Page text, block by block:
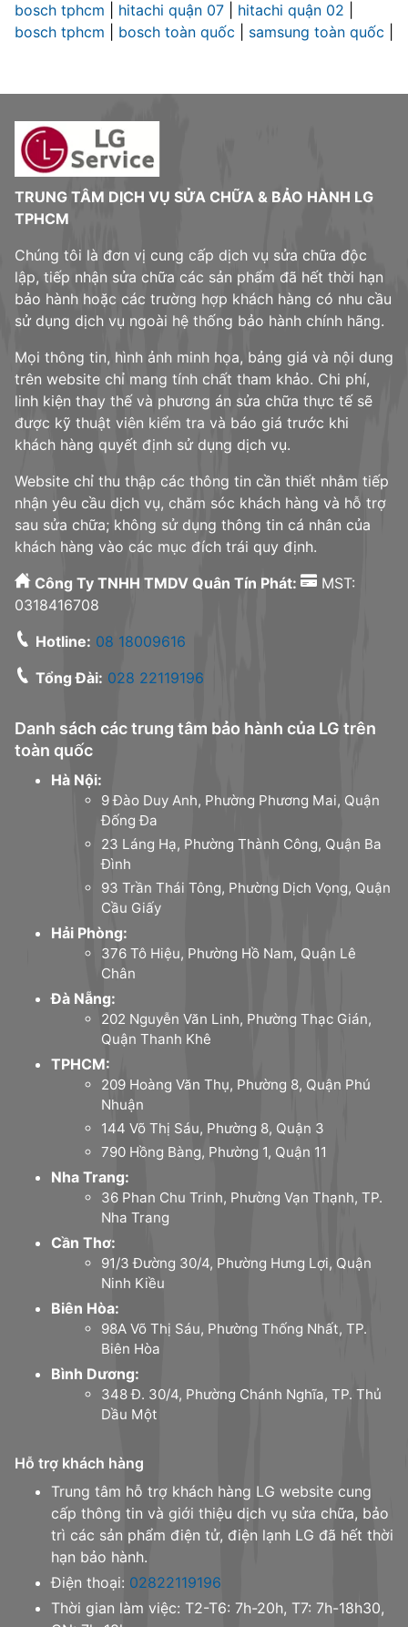
bosch tphcm
hitachi quận 07 hitachi quận 02
bosch tphcm
bosch toàn quốc samsung toàn quốc
TRUNG TÂM DỊCH VỤ SỬA CHỮA & BẢO HÀNH LG
TPHCM
Chúng tôi là đơn vị cung cấp dịch vụ sửa chữa độc
lập, tiếp nhận sửa chữa các sản phẩm đã hết thời hạn
bảo hành hoặc các trường hợp khách hàng có nhu cầu
sử dụng dịch vụ ngoài hệ thống bảo hành chính hãng.
Mọi thông tin, hình ảnh minh họa, bảng giá và nội dung
trên website chỉ mang tính chất tham khảo. Chi phí,
linh kiện thay thế và phương án sửa chữa thực tế sẽ
được kỹ thuật viên kiểm tra và báo giá trước khi
khách hàng quyết định sử dụng dịch vụ.
Website chỉ thu thập các thông tin cần thiết nhằm tiếp
nhận yêu cầu dịch vụ, chăm sóc khách hàng và hỗ trợ
sau sửa chữa; không sử dụng thông tin cá nhân của
khách hàng vào các mục đích trái quy định.
Công Ty TNHH TMDV Quân Tín Phát:
MST:
0318416708
Hotline: 08 18009616
Tổng Đài: 028 22119196
Danh sách các trung tâm bảo hành của LG trên
toàn quốc
Hà Nội:
9 Đào Duy Anh, Phường Phương Mai, Quận
Đống Đa
23 Láng Hạ, Phường Thành Công, Quận Ba
Đình
93 Trần Thái Tông, Phường Dịch Vọng, Quận
Cầu Giấy
Hải Phòng:
376 Tô Hiệu, Phường Hồ Nam, Quận Lê
Chân
Đà Nẵng:
202 Nguyễn Văn Linh, Phường Thạc Gián,
Quận Thanh Khê
TPHCM:
209 Hoàng Văn Thụ, Phường 8, Quận Phú
Nhuận
144 Võ Thị Sáu, Phường 8, Quận 3
790 Hồng Bàng, Phường 1, Quận 11
Nha Trang:
36 Phan Chu Trinh, Phường Vạn Thạnh, TP.
Nha Trang
Cần Thơ:
91/3 Đường 30/4, Phường Hưng Lợi, Quận
Ninh Kiều
Biên Hòa:
98A Võ Thị Sáu, Phường Thống Nhất, TP.
Biên Hòa
Bình Dương:
348 Đ. 30/4, Phường Chánh Nghĩa, TP. Thủ
Dầu Một
Hỗ trợ khách hàng
Trung tâm hỗ trợ khách hàng LG website cung
cấp thông tin và giới thiệu dịch vụ sửa chữa, bảo
trì các sản phẩm điện tử, điện lạnh LG đã hết thời
hạn bảo hành.
Điện thoại: 02822119196
Thời gian làm việc: T2-T6: 7h-20h, T7: 7h-18h30,